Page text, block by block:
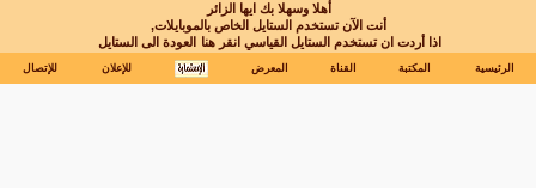
أهلا وسهلا بك ايها الزائر
أنت الآن تستخدم الستايل الخاص بالموبايلات,
اذا أردت ان تستخدم الستايل القياسي انقر هنا العودة الى الستايل
الرئيسية المكتبة القناة المعرض للإعلان للإتصال